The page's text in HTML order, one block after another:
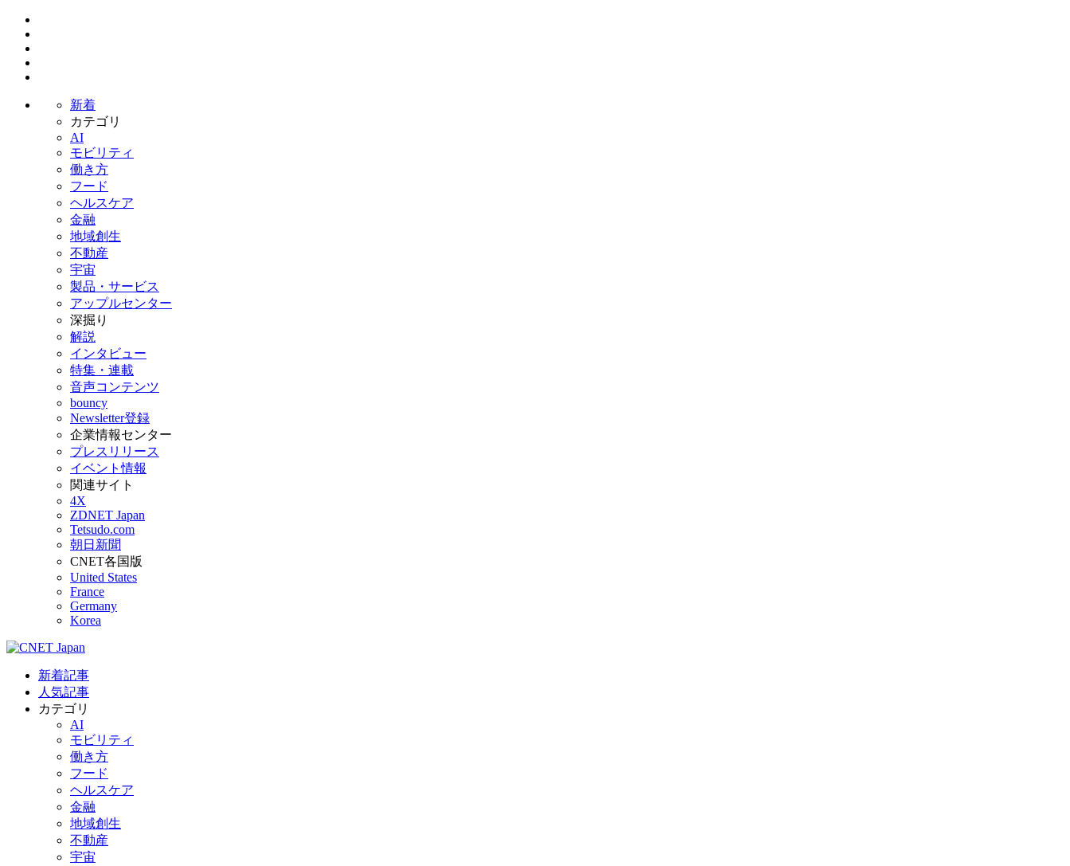
新着
カテゴリ
AI
モビリティ
働き方
フード
ヘルスケア
金融
地域創生
不動産
宇宙
製品・サービス
アップルセンター
深掘り
解説
インタビュー
特集・連載
音声コンテンツ
bouncy
Newsletter登録
企業情報センター
プレスリリース
イベント情報
関連サイト
4X
ZDNET Japan
Tetsudo.com
朝日新聞
CNET各国版
United States
France
Germany
Korea
新着記事
人気記事
カテゴリ
AI
モビリティ
働き方
フード
ヘルスケア
金融
地域創生
不動産
宇宙